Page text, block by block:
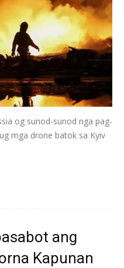
og sunod-sunod nga pag-
mga drone batok sa Kyiv
ang
Kapunan